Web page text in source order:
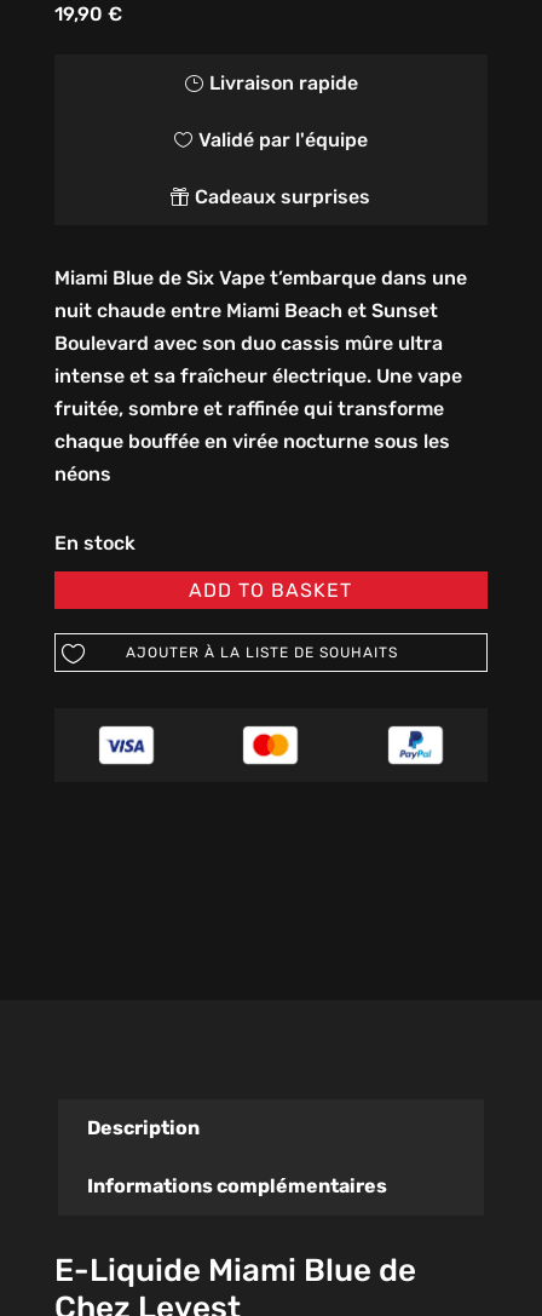
19,90 €
} Livraison rapide
 Validé par l'équipe
 Cadeaux surprises
Miami Blue de Six Vape t’embarque dans une
nuit chaude entre Miami Beach et Sunset
Boulevard avec son duo cassis mûre ultra
intense et sa fraîcheur électrique. Une vape
fruitée, sombre et raffinée qui transforme
chaque bouffée en virée nocturne sous les
néons
En stock
ADD TO BASKET
AJOUTER À LA LISTE DE SOUHAITS
Description
Informations complémentaires
E-Liquide Miami Blue de